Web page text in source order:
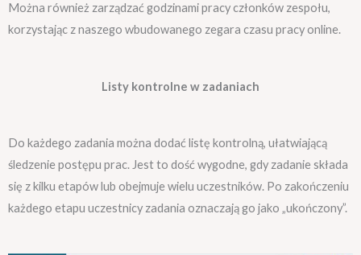
Można również zarządzać godzinami pracy członków zespołu,
korzystając z naszego wbudowanego zegara czasu pracy online.
Listy kontrolne w zadaniach
Do każdego zadania można dodać listę kontrolną, ułatwiającą
śledzenie postępu prac. Jest to dość wygodne, gdy zadanie składa
się z kilku etapów lub obejmuje wielu uczestników. Po zakończeniu
każdego etapu uczestnicy zadania oznaczają go jako „ukończony”.